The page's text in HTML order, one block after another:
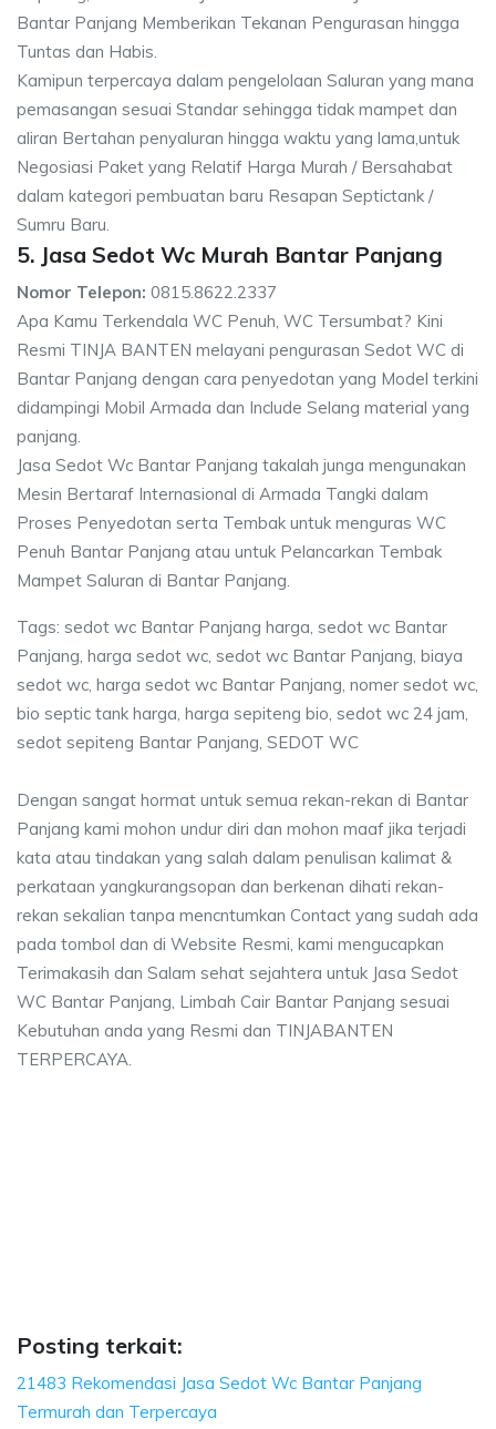
Bantar Panjang Memberikan Tekanan Pengurasan hingga
Tuntas dan Habis.
Kamipun terpercaya dalam pengelolaan Saluran yang mana
pemasangan sesuai Standar sehingga tidak mampet dan
aliran Bertahan penyaluran hingga waktu yang lama,untuk
Negosiasi Paket yang Relatif Harga Murah / Bersahabat
dalam kategori pembuatan baru Resapan Septictank /
Sumru Baru.
5. Jasa Sedot Wc Murah Bantar Panjang
Nomor Telepon: 0815.8622.2337
Apa Kamu Terkendala WC Penuh, WC Tersumbat? Kini
Resmi TINJA BANTEN melayani pengurasan Sedot WC di
Bantar Panjang dengan cara penyedotan yang Model terkini
didampingi Mobil Armada dan Include Selang material yang
panjang.
Jasa Sedot Wc Bantar Panjang takalah junga mengunakan
Mesin Bertaraf Internasional di Armada Tangki dalam
Proses Penyedotan serta Tembak untuk menguras WC
Penuh Bantar Panjang atau untuk Pelancarkan Tembak
Mampet Saluran di Bantar Panjang.
Tags: sedot wc Bantar Panjang harga, sedot wc Bantar
Panjang, harga sedot wc, sedot wc Bantar Panjang, biaya
sedot wc, harga sedot wc Bantar Panjang, nomer sedot wc,
bio septic tank harga, harga sepiteng bio, sedot wc 24 jam,
sedot sepiteng Bantar Panjang, SEDOT WC
Dengan sangat hormat untuk semua rekan-rekan di Bantar
Panjang kami mohon undur diri dan mohon maaf jika terjadi
kata atau tindakan yang salah dalam penulisan kalimat &
perkataan yangkurangsopan dan berkenan dihati rekan-
rekan sekalian tanpa mencntumkan Contact yang sudah ada
pada tombol dan di Website Resmi, kami mengucapkan
Terimakasih dan Salam sehat sejahtera untuk Jasa Sedot
WC Bantar Panjang, Limbah Cair Bantar Panjang sesuai
Kebutuhan anda yang Resmi dan TINJABANTEN
TERPERCAYA.
Posting terkait:
21483 Rekomendasi Jasa Sedot Wc Bantar Panjang
Termurah dan Terpercaya